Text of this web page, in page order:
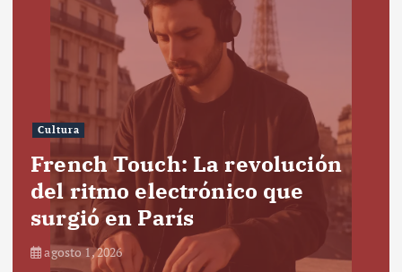
Cultura
French Touch: La revolución
del ritmo electrónico que
surgió en París
agosto 1, 2026